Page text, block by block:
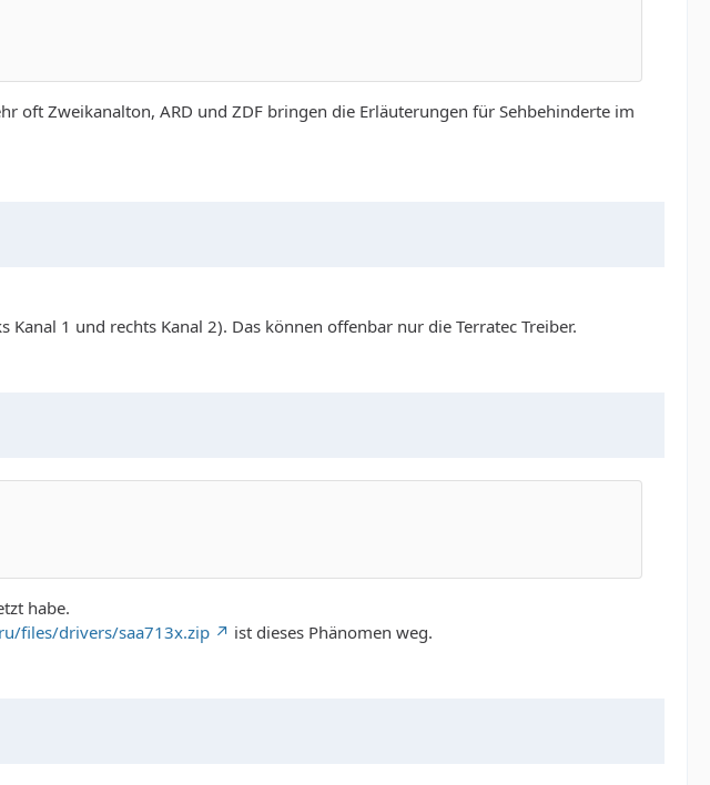
oft Zweikanalton, ARD und ZDF bringen die Erläuterungen für Sehbehinderte im
1 und rechts Kanal 2). Das können offenbar nur die Terratec Treiber.
habe.
files/drivers/saa713x.zip ist dieses Phänomen weg.